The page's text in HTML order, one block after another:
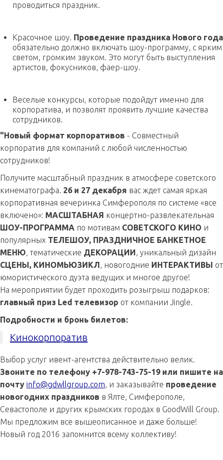
проводиться праздник.
Красочное шоу. Проведение праздника Нового года
обязательно должно включать шоу-программу, с ярким
светом, громким звуком. Это могут быть выступления
артистов, фокусников, фаер-шоу.
Веселые конкурсы, которые подойдут именно для
корпоратива, и позволят проявить лучшие качества
сотрудников.
"Новый формат корпоративов - Совместный
корпоратив для компаний с любой численностью
сотрудников!
Получите масштабный праздник в атмосфере советского
кинематографа. 26 и 27 декабря вас ждет самая яркая
корпоративная вечеринка Симферополя по системе «все
включено»: МАСШТАБНАЯ концертно-развлекательная
ШОУ-ПРОГРАММА по мотивам СОВЕТСКОГО КИНО и
популярных ТЕЛЕШОУ, ПРАЗДНИЧНОЕ БАНКЕТНОЕ
МЕНЮ, тематические ДЕКОРАЦИИ, уникальный дизайн
СЦЕНЫ, КИНОМЬЮЗИКЛ, новогодние ИНТЕРАКТИВЫ от
юмористического дуэта ведущих и многое другое!
На мероприятии будет проходить розыгрыш подарков:
главный приз Led телевизор от компании Jingle.
Подробности и бронь билетов:
Кинокорпоратив
Выбор услуг ивент-агентства действительно велик.
Звоните по телефону +7-978-743-75-19 или пишите на
почту info@gdwllgroup.com, и заказывайте проведение
новогодних праздников в Ялте, Симферополе,
Севастополе и других крымских городах в GoodWill Group.
Мы предложим все вышеописанное и даже больше!
Новый год 2016 запомнится всему коллективу!